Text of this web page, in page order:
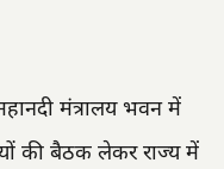
मंत्रालय भवन में
की बैठक लेकर राज्य में